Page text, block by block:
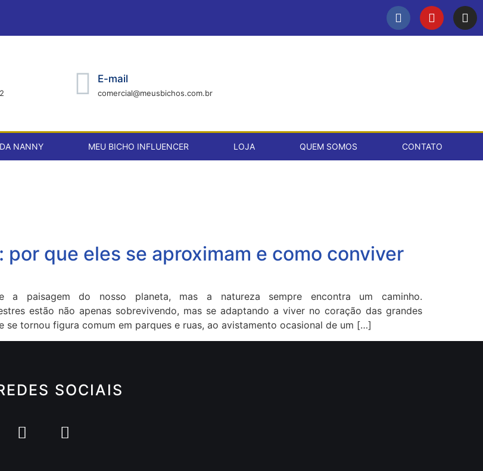
E-mail
comercial@meusbichos.com.br
NANNY MEU BICHO INFLUENCER LOJA QUEM SOMOS CONTATO
que eles se aproximam e como conviver
a paisagem do nosso planeta, mas a natureza sempre encontra um caminho.
estão não apenas sobrevivendo, mas se adaptando a viver no coração das grandes
tornou figura comum em parques e ruas, ao avistamento ocasional de um […]
SOCIAIS